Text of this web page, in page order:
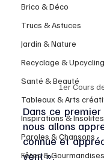
Brico & Déco
Trucs & Astuces
Jardin & Nature
Recyclage & Upcycling
Santé & Beauté
Tableaux & Arts
Inspirations & Insolites
Paroles & Chansons
Fêtes & Gourmandises
1er Cours
Dans ce
nous allons
connue et
vent ».